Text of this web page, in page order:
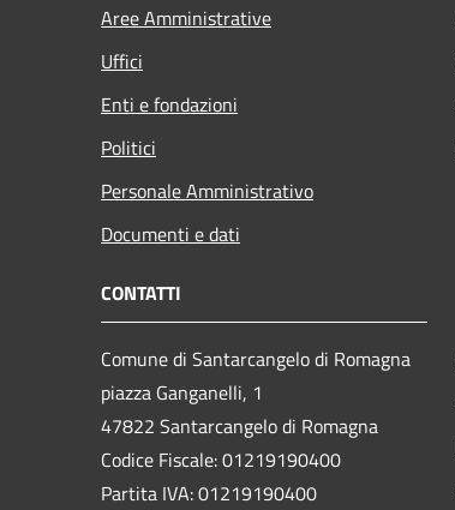
Aree Amministrative
Uffici
Enti e fondazioni
Politici
Personale Amministrativo
Documenti e dati
CONTATTI
Comune di Santarcangelo di Romagna
piazza Ganganelli, 1
47822 Santarcangelo di Romagna
Codice Fiscale: 01219190400
Partita IVA: 01219190400